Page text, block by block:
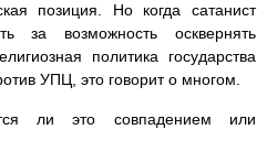
позиция. Но когда сатанист
за возможность осквернять
политика государства
УПЦ, это говорит о многом.
ли это совпадением или